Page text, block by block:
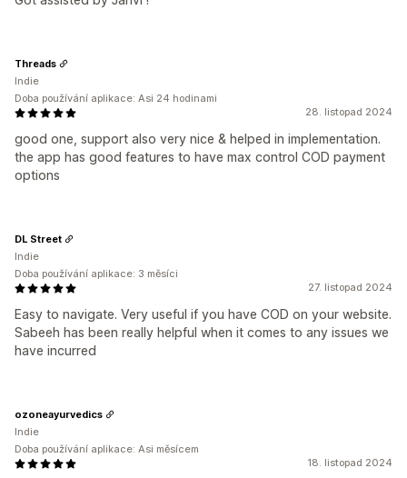
28. listopad 2024
good one, support also very nice & helped in implementation.
the app has good features to have max control COD payment
options
Threads
Indie
Doba používání aplikace: Asi 24 hodinami
27. listopad 2024
Easy to navigate. Very useful if you have COD on your website.
Sabeeh has been really helpful when it comes to any issues we
have incurred
DL Street
Indie
Doba používání aplikace: 3 měsíci
18. listopad 2024
ozoneayurvedics
Indie
Doba používání aplikace: Asi měsícem